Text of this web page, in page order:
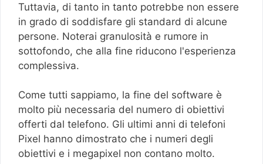
Tuttavia, di tanto in tanto potrebbe non essere
in grado di soddisfare gli standard di alcune
persone. Noterai granulosità e rumore in
sottofondo, che alla fine riducono l'esperienza
complessiva.
Come tutti sappiamo, la fine del software è
molto più necessaria del numero di obiettivi
offerti dal telefono. Gli ultimi anni di telefoni
Pixel hanno dimostrato che i numeri degli
obiettivi e i megapixel non contano molto.